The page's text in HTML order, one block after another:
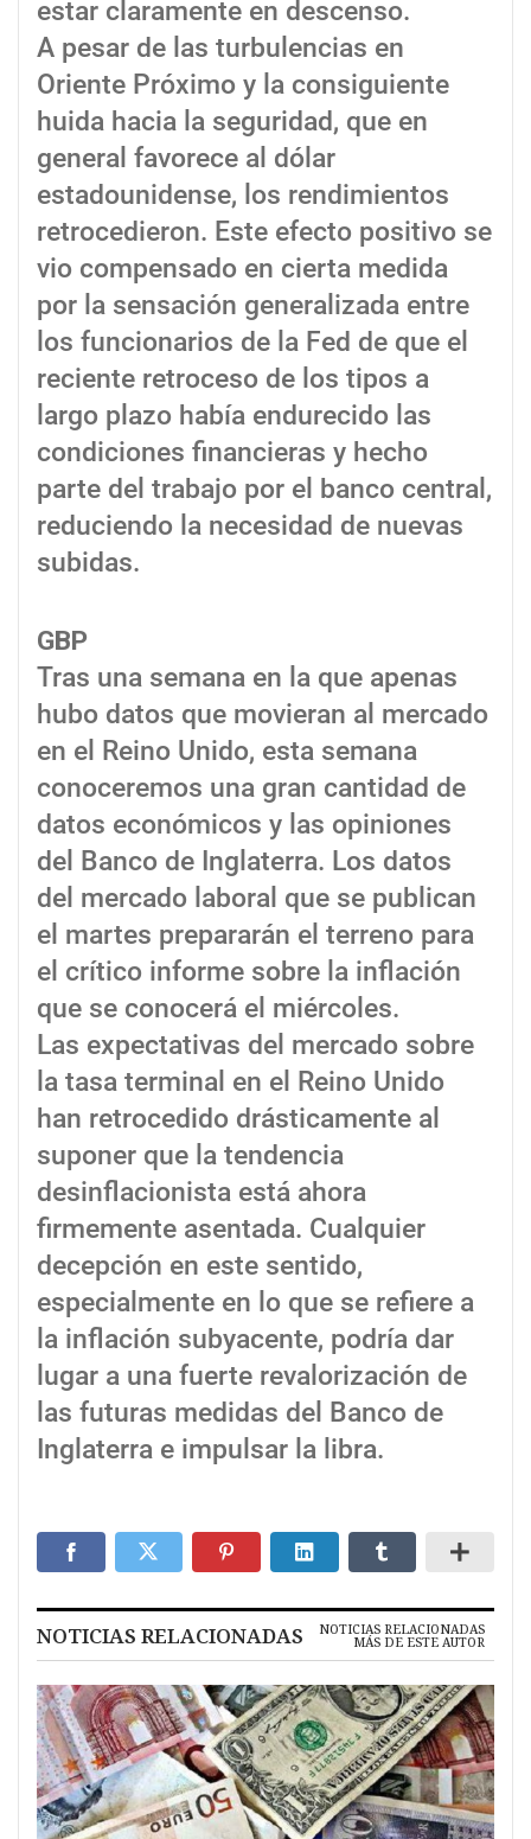
estar claramente en descenso.
A pesar de las turbulencias en
Oriente Próximo y la consiguiente
huida hacia la seguridad, que en
general favorece al dólar
estadounidense, los rendimientos
retrocedieron. Este efecto positivo se
vio compensado en cierta medida
por la sensación generalizada entre
los funcionarios de la Fed de que el
reciente retroceso de los tipos a
largo plazo había endurecido las
condiciones financieras y hecho
parte del trabajo por el banco central,
reduciendo la necesidad de nuevas
subidas.
GBP
Tras una semana en la que apenas
hubo datos que movieran al mercado
en el Reino Unido, esta semana
conoceremos una gran cantidad de
datos económicos y las opiniones
del Banco de Inglaterra. Los datos
del mercado laboral que se publican
el martes prepararán el terreno para
el crítico informe sobre la inflación
que se conocerá el miércoles.
Las expectativas del mercado sobre
la tasa terminal en el Reino Unido
han retrocedido drásticamente al
suponer que la tendencia
desinflacionista está ahora
firmemente asentada. Cualquier
decepción en este sentido,
especialmente en lo que se refiere a
la inflación subyacente, podría dar
lugar a una fuerte revalorización de
las futuras medidas del Banco de
Inglaterra e impulsar la libra.
NOTICIAS RELACIONADAS NOTICIAS RELACIONADAS
MÁS DE ESTE AUTOR